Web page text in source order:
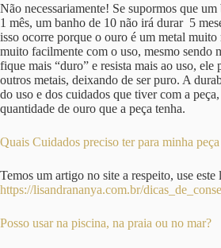
Não necessariamente! Se supormos que
1 mês, um banho de 10 não irá durar 5
isso ocorre porque o ouro é um metal muito
muito facilmente com o uso, mesmo sendo
fique mais “duro” e resista mais ao uso, ele
outros metais, deixando de ser puro. A
do uso e dos cuidados que tiver com a
quantidade de ouro que a peça tenha.
Quais Cuidados preciso ter para minha
Temos um artigo no site a respeito, use este
https://lisandrananya.com.br/
Posso usar na piscina, na praia ou no mar?